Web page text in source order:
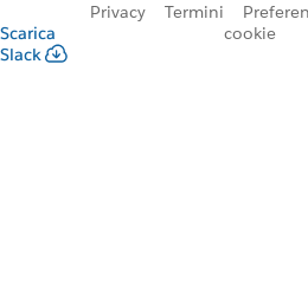
Scarica
Slack
Privacy Termini
cookie